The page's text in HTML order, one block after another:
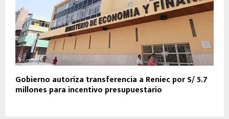
Gobierno autoriza transferencia a Reniec por S/ 5.7
millones para incentivo presupuestario